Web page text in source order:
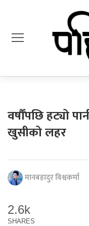
वर्षौँपछि हट्यो
खुसीको लहर
मानबहादुर विश्वकर्मा
2.6k
SHARES